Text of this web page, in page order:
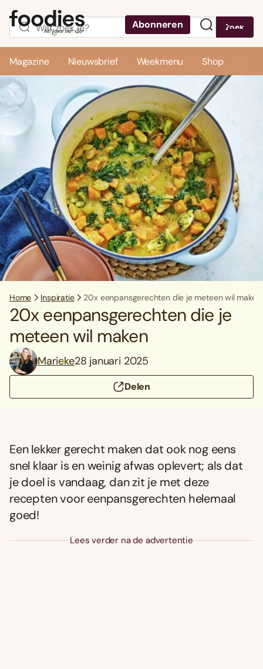
Abonneren Zoek
Magazine Nieuwsbrief Weekmenu Shop
Home Inspiratie 20x eenpansgerechten die je meteen wil maken
20x eenpansgerechten die je
meteen wil maken
Marieke28 januari 2025
Delen
Een lekker gerecht maken dat ook nog eens
snel klaar is en weinig afwas oplevert; als dat
je doel is vandaag, dan zit je met deze
recepten voor eenpansgerechten helemaal
goed!
Lees verder na de advertentie